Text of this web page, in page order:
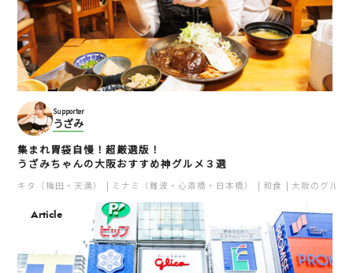
Supporter
うざみ
集まれ胃袋自慢！超厳選版！
うざみちゃんの大阪おすすめ神グルメ３選
キタ（梅田・天満） ミナミ（難波・心斎橋・日本橋） 和食 大阪のグルメ
Article